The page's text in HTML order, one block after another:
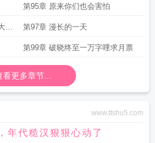
第95章 原来你们也会害怕
伙 第97章 漫长的一天
第99章 破晓终至一万字哩求月票
看更多章节...
www.ttshu5.com
年代糙汉狠狠心动了